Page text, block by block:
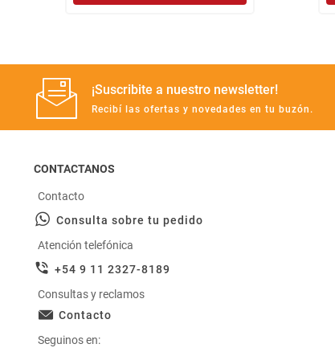
¡Suscribite a nuestro newsletter!
Recibí las ofertas y novedades en tu buzón.
CONTACTANOS
Contacto
Consulta sobre tu pedido
Atención telefónica
+54 9 11 2327-8189
Consultas y reclamos
Contacto
Seguinos en: